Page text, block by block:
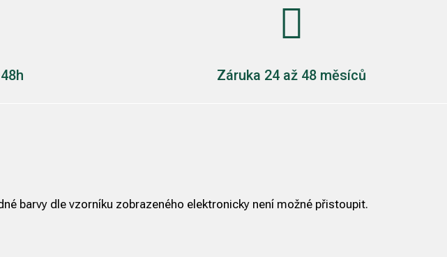

Záruka 24 až 48 měsíců
barvy dle vzorníku zobrazeného elektronicky není možné přistoupit.